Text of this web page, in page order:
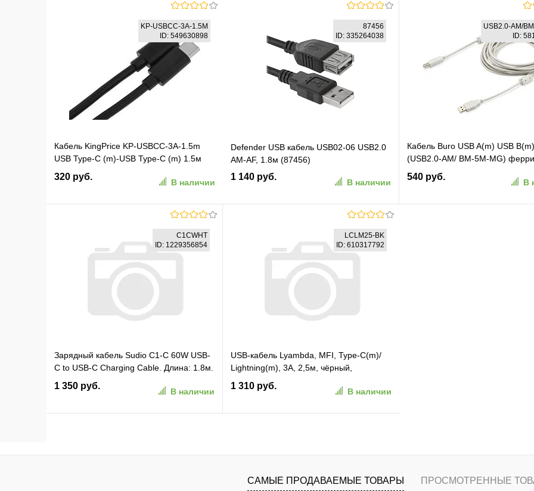
В корзину
К сравнению К сравнению
В корзину
В избранное К
KP-USBCC-3A-1.5M
ID: 549630898
Кабель KingPrice KP-USBCC-3A-1.5m
USB Type-C (m)-USB Type-C (m) 1.5м
черный
320 руб.
В наличии
В избранное К сравнению
87456
ID: 335264038
Defender USB кабель USB02-06 USB2.0
AM-AF, 1.8м (87456)
1 140 руб.
В наличии
В избранное К сравнению
USB2.0-AM/
ID:
Кабель Buro USB A(m) USB
(USB2.0-AM/ BM-5M-MG)
(USB2.0-AM/BM-5M-MG)
540 руб.
В
C1CWHT
ID: 1229356854
Зарядный кабель Sudio C1-C 60W USB-
C to USB-C Charging Cable. Длина: 1.8м.
Цвет: белый (C1CWHT)
1 350 руб.
В наличии
LCLM25-BK
ID: 610317792
USB-кабель Lyambda, MFI, Type-C(m)/
Lightning(m), 3A, 2,5м, чёрный,
[LCLm25-BK]
1 310 руб.
В наличии
В избранное К сравнению
САМЫЕ ПРОДАВАЕМЫЕ ТОВАРЫ ПРОСМОТРЕННЫЕ